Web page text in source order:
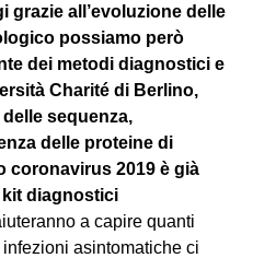
grazie all’evoluzione delle
possiamo però
dei metodi diagnostici e
Charité di Berlino,
sequenza,
delle proteine di
coronavirus 2019 è già
diagnostici
a capire quanti
asintomatiche ci